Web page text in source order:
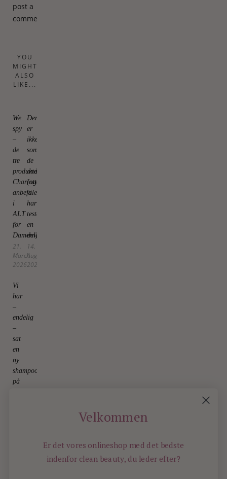
post a
comment.
YOU
MIGHT
ALSO
LIKE...
We
spy
–
de
tre
produkter
Charlotte
anbefaler
i
ALT
for
Damerne
21.
March
2026
Den
er
ikke
som
de
andre
(og
vi
har
testet
en
del)
14.
August
2025
Vi
har
–
endelig
–
sat
en
ny
shampoobar
på
Velkommen
Er det vores onlineshop med det bedste
indenfor clean beauty, du leder efter?